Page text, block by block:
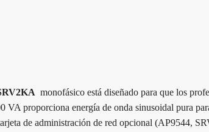
monofásico está diseñado para que los
VA proporciona energía de onda sinusoidal pura
de administración de red opcional (AP9544,